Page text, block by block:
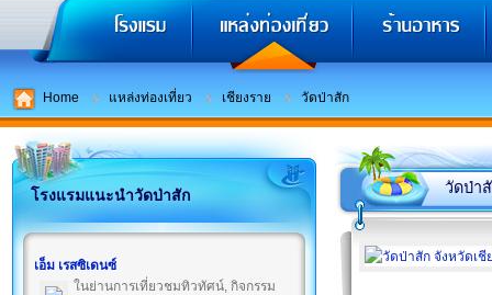
Home แหล่งท่องเที่ยว เชียงราย วัดป่าสัก
โรงแรมแนะนำวัดป่าสัก
เอ็ม เรสซิเดนซ์
ในย่านการเที่ยวชมทิวทัศน์, กิจกรรม
วัดป่า